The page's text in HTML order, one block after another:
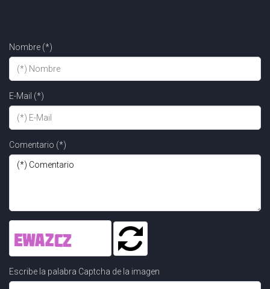
Nombre (*)
E-Mail (*)
Comentario (*)
Escribe la palabra Captcha de la imagen